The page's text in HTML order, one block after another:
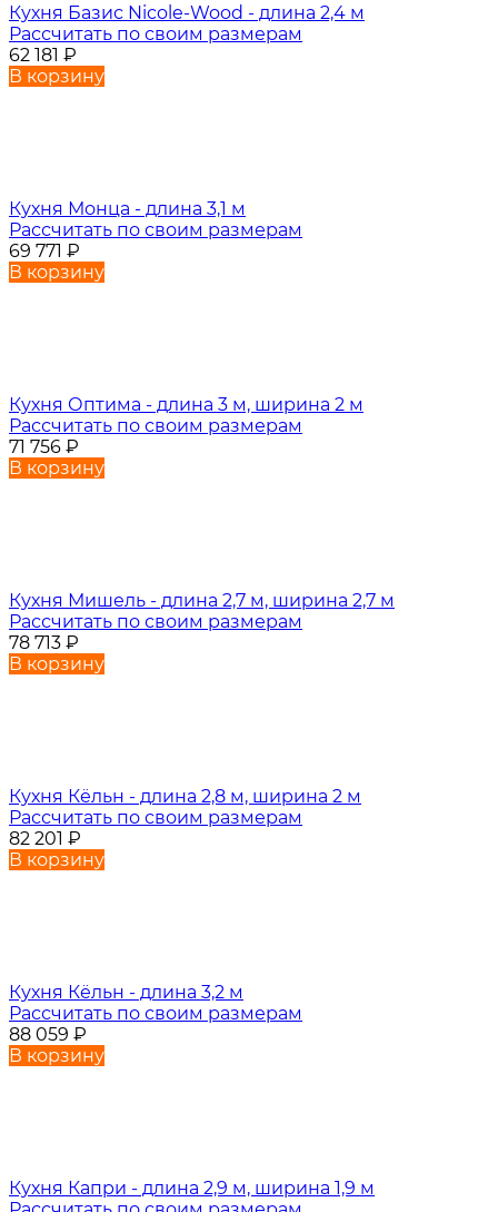
Кухня Базис Nicole-Wood - длина 2,4 м
Рассчитать по своим размерам
62 181 ₽
В корзину
Кухня Монца - длина 3,1 м
Рассчитать по своим размерам
69 771 ₽
В корзину
Кухня Оптима - длина 3 м, ширина 2 м
Рассчитать по своим размерам
71 756 ₽
В корзину
Кухня Мишель - длина 2,7 м, ширина 2,7 м
Рассчитать по своим размерам
78 713 ₽
В корзину
Кухня Кёльн - длина 2,8 м, ширина 2 м
Рассчитать по своим размерам
82 201 ₽
В корзину
Кухня Кёльн - длина 3,2 м
Рассчитать по своим размерам
88 059 ₽
В корзину
Кухня Капри - длина 2,9 м, ширина 1,9 м